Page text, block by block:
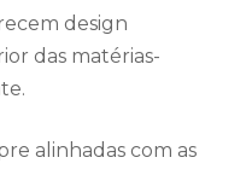
design
das matérias-
alinhadas com as